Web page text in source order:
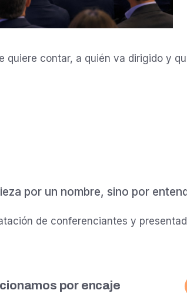
quiere contar, a quién va dirigido y
por un nombre, sino por
de conferenciantes y
por encaje